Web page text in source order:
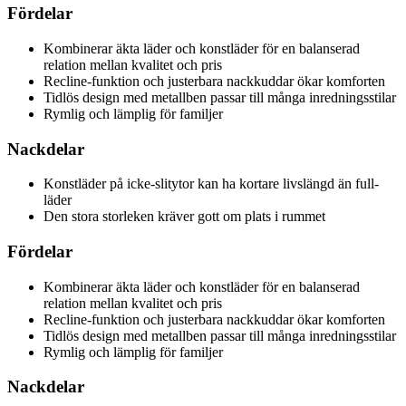
Fördelar
Kombinerar äkta läder och konstläder för en balanserad
relation mellan kvalitet och pris
Recline-funktion och justerbara nackkuddar ökar komforten
Tidlös design med metallben passar till många inredningsstilar
Rymlig och lämplig för familjer
Nackdelar
Konstläder på icke-slitytor kan ha kortare livslängd än full-
läder
Den stora storleken kräver gott om plats i rummet
Fördelar
Kombinerar äkta läder och konstläder för en balanserad
relation mellan kvalitet och pris
Recline-funktion och justerbara nackkuddar ökar komforten
Tidlös design med metallben passar till många inredningsstilar
Rymlig och lämplig för familjer
Nackdelar